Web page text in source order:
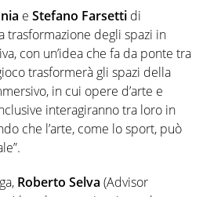
e Stefano Farsetti di
trasformazione degli spazi in
con un’idea che fa da ponte tra
trasformerà gli spazi della
in cui opere d’arte e
interagiranno tra loro in
che l’arte, come lo sport, può
Roberto Selva (Advisor